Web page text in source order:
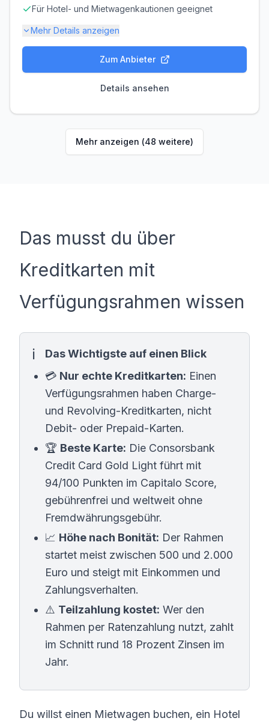
Für Hotel- und Mietwagenkautionen geeignet
Mehr Details anzeigen
10,00 €
Zinsen & Kredit
Erforderlich Erforderlich
Zum Anbieter
Details ansehen
Mehr anzeigen (48 weitere)
Das musst du über
Kreditkarten mit
Verfügungsrahmen wissen
Das Wichtigste auf einen Blick
💳 Nur echte Kreditkarten: Einen
Verfügungsrahmen haben Charge-
und Revolving-Kreditkarten, nicht
Debit- oder Prepaid-Karten.
🏆 Beste Karte: Die Consorsbank
Credit Card Gold Light führt mit
94/100 Punkten im Capitalo Score,
gebührenfrei und weltweit ohne
Fremdwährungsgebühr.
📈 Höhe nach Bonität: Der Rahmen
startet meist zwischen 500 und 2.000
Euro und steigt mit Einkommen und
Zahlungsverhalten.
⚠️ Teilzahlung kostet: Wer den
Rahmen per Ratenzahlung nutzt, zahlt
im Schnitt rund 18 Prozent Zinsen im
Jahr.
Du willst einen Mietwagen buchen, ein Hotel